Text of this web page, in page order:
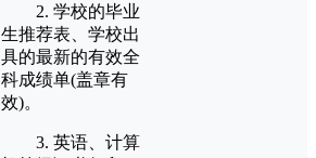
2. 学校的毕业
生推荐表、学校出
具的最新的有效全
科成绩单(盖章有
效)。
3. 英语、计算